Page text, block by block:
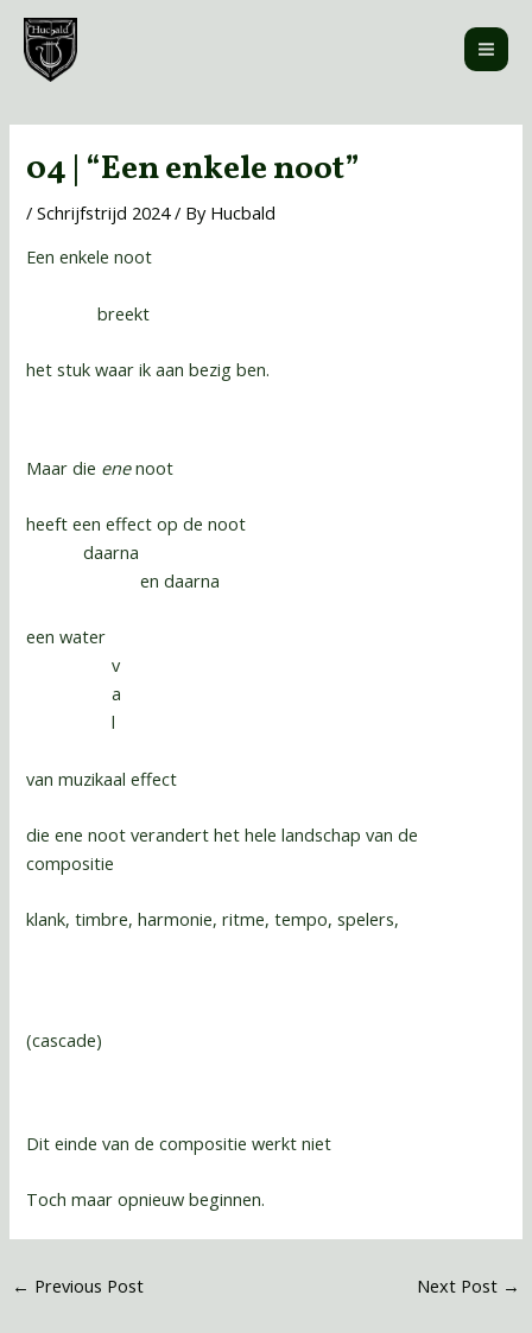
Skip
content
04 | “Een enkele noot”
/Schrijfstrijd 2024/ By Hucbald
Een enkele noot
breekt
het stuk waar ik aan bezig ben.
Maar die enenoot
heeft een effect op de noot
daarna
en daarna
een water
v
a
l
van muzikaal effect
die ene noot verandert het hele landschap van de
compositie
klank, timbre, harmonie, ritme, tempo, spelers,
(cascade)
Dit einde van de compositie werkt niet
Toch maar opnieuw beginnen.
← Previous Post Next Post →